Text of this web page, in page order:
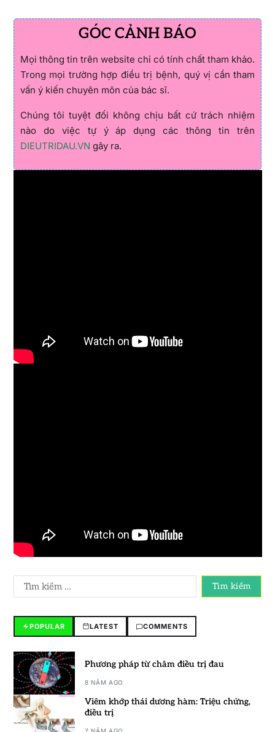
GÓC CẢNH BÁO
Mọi thông tin trên website chỉ có tính chất tham khảo.
Trong mọi trường hợp điều trị bệnh, quý vị cần tham
vấn ý kiến chuyên môn của bác sĩ.
Chúng tôi tuyệt đối không chịu bất cứ trách nhiệm
nào do việc tự ý áp dụng các thông tin trên
DIEUTRIDAU.VN gây ra.
POPULAR LATEST COMMENTS
Phương pháp từ châm điều trị đau
8 NĂM AGO
Viêm khớp thái dương hàm: Triệu chứng,
điều trị